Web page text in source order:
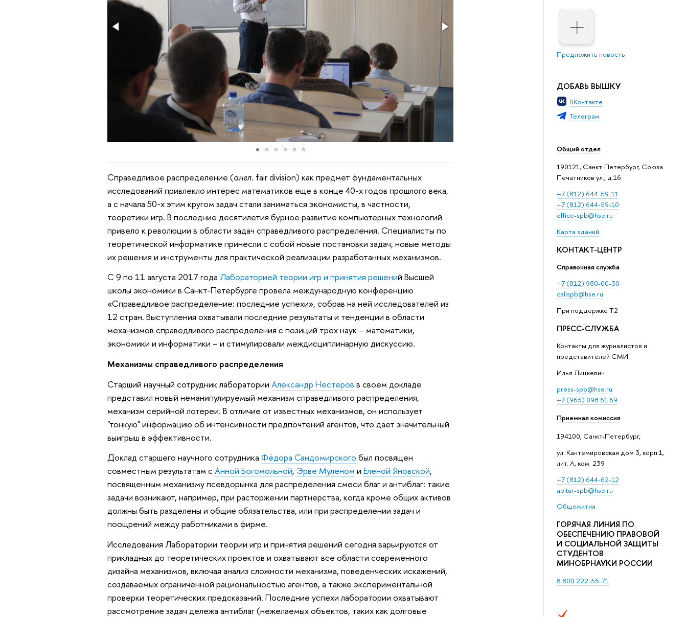
Предложить новость
ДОБАВЬ ВЫШКУ
ВКонтакте
Телеграм
Общий отдел
190121, Санкт-Петербург, Союза
Печатников ул., д.16
+7 (812) 644-59-11
+7 (812) 644-59-10
office-spb@hse.ru
Карта зданий
КОНТАКТ-ЦЕНТР
Справочная служба
+7 (812) 980-00-30
callspb@hse.ru
При поддержке T2
ПРЕСС-СЛУЖБА
Контакты для журналистов и
представителей СМИ
Илья Лицкевич
press-spb@hse.ru
+7 (965) 098 61 69
Приемная комиссия
194100, Санкт-Петербург,
ул. Кантемировская дом 3, корп.1,
лит. А, ком. 239
+7 (812) 644-62-12
abitur-spb@hse.ru
Общежития
ГОРЯЧАЯ ЛИНИЯ ПО
ОБЕСПЕЧЕНИЮ ПРАВОВОЙ
И СОЦИАЛЬНОЙ ЗАЩИТЫ
СТУДЕНТОВ
МИНОБРНАУКИ РОССИИ
8 800 222-55-71
Справедливое распределение (англ. fair division) как предмет фундаментальных
исследований привлекло интерес математиков еще в конце 40-х годов прошлого века,
а с начала 50-х этим кругом задач стали заниматься экономисты, в частности,
теоретики игр. В последние десятилетия бурное развитие компьютерных технологий
привело к революции в области задач справедливого распределения. Специалисты по
теоретической информатике принесли с собой новые постановки задач, новые методы
их решения и инструменты для практической реализации разработанных механизмов.
С 9 по 11 августа 2017 года Лабораторией теории игр и принятия решений Высшей
школы экономики в Санкт-Петербурге провела международную конференцию
«Справедливое распределение: последние успехи», собрав на ней исследователей из
12 стран. Выступления охватывали последние результаты и тенденции в области
механизмов справедливого распределения с позиций трех наук – математики,
экономики и информатики – и стимулировали междисциплинарную дискуссию.
Механизмы справедливого распределения
Старший научный сотрудник лаборатории Александр Нестеров в своем докладе
представил новый неманипулируемый механизм справедливого распределения,
механизм серийной лотереи. В отличие от известных механизмов, он использует
"тонкую" информацию об интенсивности предпочтений агентов, что дает значительный
выигрыш в эффективности.
Доклад старшего научного сотрудника Фёдора Сандомирского был посвящен
совместным результатам с Анной Богомольной, Эрве Муленом и Еленой Яновской,
посвященным механизму псевдорынка для распределения смеси благ и антиблаг: такие
задачи возникают, например, при расторжении партнерства, когда кроме общих активов
должны быть разделены и общие обязательства, или при распределении задач и
поощрений между работниками в фирме.
Исследования Лаборатории теории игр и принятия решений сегодня варьируются от
прикладных до теоретических проектов и охватывают все области современного
дизайна механизмов, включая анализ сложности механизма, поведенческих искажений,
создаваемых ограниченной рациональностью агентов, а также экспериментальной
проверки теоретических предсказаний. Последние успехи лаборатории охватывают
рассмотрение задач дележа антиблаг (нежелаемых объектов, таких как долговые